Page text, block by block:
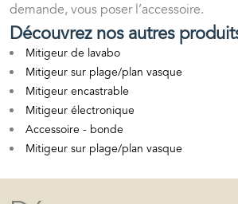
demande, vous poser l’accessoire.
Découvrez nos autres
Mitigeur de lavabo
Mitigeur sur plage/plan vasque
Mitigeur encastrable
Mitigeur électronique
Accessoire - bonde
Mitigeur sur plage/plan vasque